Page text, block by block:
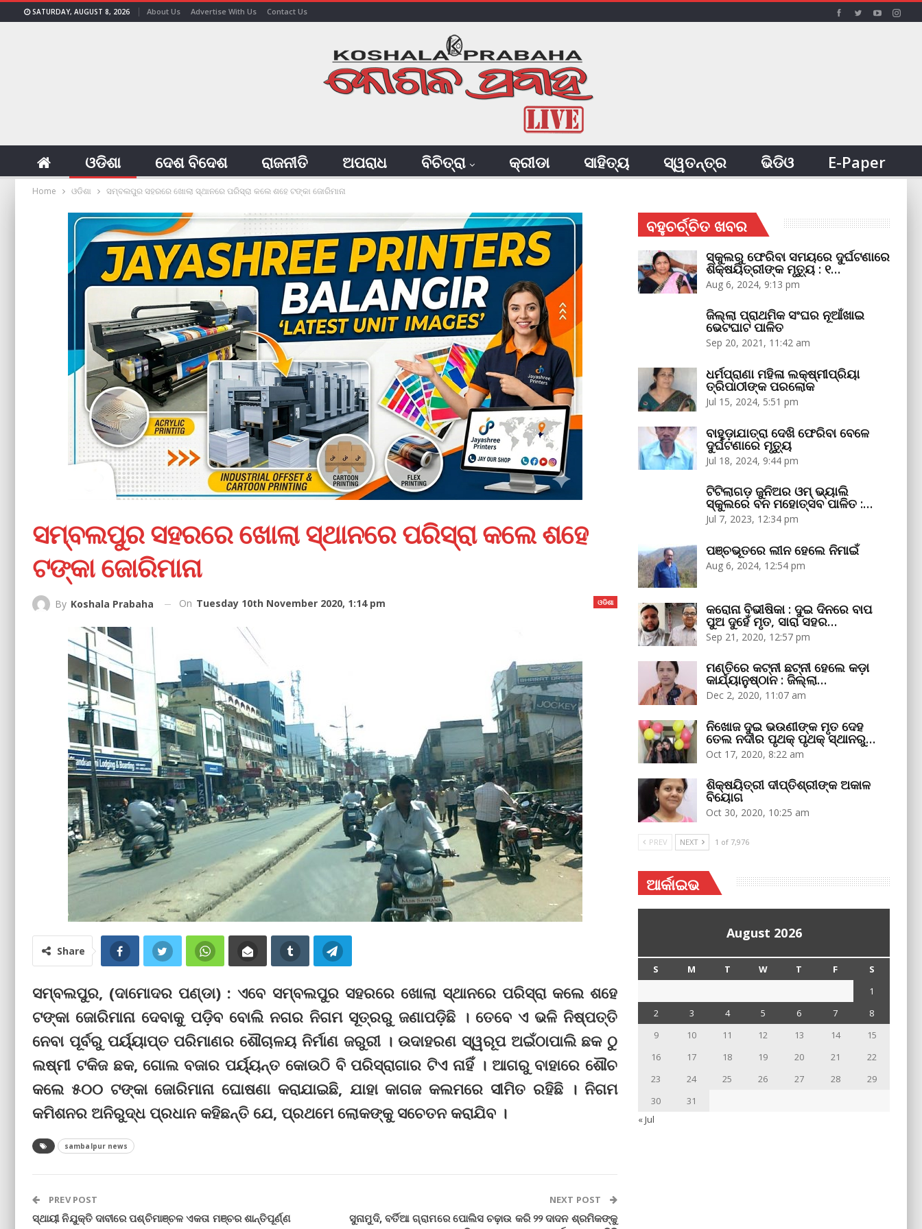
SATURDAY, AUGUST 8, 2026 About Us Advertise With Us Contact Us
ଓଡିଶା ଦେଶ ବିଦେଶ ରାଜନୀତି ଅପରାଧ ବିଚିତ୍ରା କ୍ରୀଡା ସାହିତ୍ୟ ସ୍ୱତନ୍ତ୍ର ଭିଡିଓ E-Paper
Home ଓଡିଶା ସମ୍ବଲପୁର ସହରରେ ଖୋଲା ସ୍ଥାନରେ ପରିସ୍ରା କଲେ ଶହେ ଟଙ୍କା ଜୋରିମାନା
ସମ୍ବଲପୁର ସହରରେ ଖୋଲା ସ୍ଥାନରେ ପରିସ୍ରା କଲେ ଶହେ
ଟଙ୍କା ଜୋରିମାନା
ଓଡିଶା
By Koshala Prabaha On Tuesday 10th November 2020, 1:14 pm
Share
ସମ୍ବଲପୁର, (ଦାମୋଦର ପଣ୍ଡା) : ଏବେ ସମ୍ବଲପୁର ସହରରେ ଖୋଲା ସ୍ଥାନରେ ପରିସ୍ରା କଲେ ଶହେ
ଟଙ୍କା ଜୋରିମାନା ଦେବାକୁ ପଡ଼ିବ ବୋଲି ନଗର ନିଗମ ସୂତ୍ରରୁ ଜଣାପଡ଼ିଛି । ତେବେ ଏ ଭଳି ନିଷ୍ପତ୍ତି
ନେବା ପୂର୍ବରୁ ପର୍ୟ୍ୟାପ୍ତ ପରିମାଣର ଶୌଚାଳୟ ନିର୍ମାଣ ଜରୁରୀ । ଉଦାହରଣ ସ୍ୱରୂପ ଅଇଁଠାପାଲି ଛକ ଠୁ
ଲଷ୍ମୀ ଟକିଜ ଛକ, ଗୋଲ ବଜାର ପର୍ୟ୍ୟନ୍ତ କୋଉଠି ବି ପରିସ୍ରାଗାର ଟିଏ ନାହିଁ । ଆଗରୁ ବାହାରେ ଶୌଚ
କଲେ ୫୦୦ ଟଙ୍କା ଜୋରିମାନା ଘୋଷଣା କରାଯାଇଛି, ଯାହା କାଗଜ କଲମରେ ସୀମିତ ରହିଛି । ନିଗମ
କମିଶନର ଅନିରୁଦ୍ଧ ପ୍ରଧାନ କହିଛନ୍ତି ଯେ, ପ୍ରଥମେ ଲୋକଙ୍କୁ ସଚେତନ କରାଯିବ ।
sambalpur news
PREV POST
ସ୍ଥାୟୀ ନିଯୁକ୍ତି ଦାବୀରେ ପଶ୍ଚିମାଞ୍ଚଳ ଏକତା ମଞ୍ଚର ଶାନ୍ତିପୂର୍ଣ୍ଣ
NEXT POST
ସୁନାମୁଦି, ବର୍ତିଆ ଗ୍ରାମରେ ପୋଲିସ ଚଢ଼ାଉ କରି ୨୨ ଦାଦନ ଶ୍ରମିକଙ୍କୁ
ବହୁଚର୍ଚ୍ଚିତ ଖବର
ସ୍କୁଲରୁ ଫେରିବା ସମୟରେ ଦୁର୍ଘଟଣାରେ
ଶିକ୍ଷୟିତ୍ରୀଙ୍କ ମୃତ୍ୟୁ : ୧…
Aug 6, 2024, 9:13 pm
ଜିଲ୍ଲା ପ୍ରାଥମିକ ସଂଘର ନୂଆଁଖାଇ
ଭେଟଘାଟ ପାଳିତ
Sep 20, 2021, 11:42 am
ଧର୍ମପ୍ରାଣା ମହିଳା ଲକ୍ଷ୍ମୀପ୍ରିୟା
ତ୍ରିପାଠୀଙ୍କ ପରଲୋକ
Jul 15, 2024, 5:51 pm
ବାହୁଡ଼ାଯାତ୍ରା ଦେଖି ଫେରିବା ବେଳେ
ଦୁର୍ଘଟଣାରେ ମୃତ୍ୟୁ
Jul 18, 2024, 9:44 pm
ଟିଟିଲାଗଡ଼ ଜୁନିଅର ଓମ୍‌ ଭ୍ୟାଲି
ସ୍କୁଲରେ ବନ ମହୋତ୍ସବ ପାଳିତ :…
Jul 7, 2023, 12:34 pm
ପଞ୍ଚଭୂତରେ ଲୀନ ହେଲେ ନିମାଇଁ
Aug 6, 2024, 12:54 pm
କରୋନା ବିଭୀଷିକା : ଦୁଇ ଦିନରେ ବାପ
ପୁଅ ଦୁହେଁ ମୃତ, ସାରା ସହର…
Sep 21, 2020, 12:57 pm
ମଣ୍ତିରେ କଟ୍‌ନୀ ଛଟ୍‌ନୀ ହେଲେ କଡ଼ା
କାର୍ଯ୍ୟାନୁଷ୍ଠାନ : ଜିଲ୍ଲା…
Dec 2, 2020, 11:07 am
ନିଖୋଜ ଦୁଇ ଭଉଣୀଙ୍କ ମୃତ ଦେହ
ତେଲ ନଦୀର ପୃଥକ୍‌ ପୃଥକ୍‌ ସ୍ଥାନରୁ…
Oct 17, 2020, 8:22 am
ଶିକ୍ଷୟିତ୍ରୀ ଦୀପ୍ତିଶ୍ରୀଙ୍କ ଅକାଳ
ବିୟୋଗ
Oct 30, 2020, 10:25 am
PREV NEXT 1 of 7,976
ଆର୍କାଇଭ
August 2026
S M T W T F
S
1
2
3 4 5 6 7
8
9
10 11 12 13 14
15
16
17 18 19 20 21
22
23
24 25 26 27 28
29
30
31
« Jul